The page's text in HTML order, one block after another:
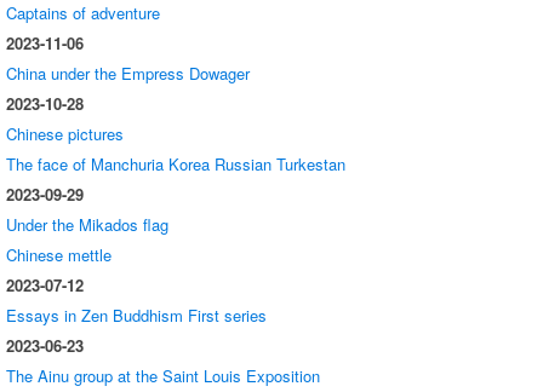
Captains of adventure
2023-11-06
China under the Empress Dowager
2023-10-28
Chinese pictures
The face of Manchuria Korea Russian Turkestan
2023-09-29
Under the Mikados flag
Chinese mettle
2023-07-12
Essays in Zen Buddhism First series
2023-06-23
The Ainu group at the Saint Louis Exposition